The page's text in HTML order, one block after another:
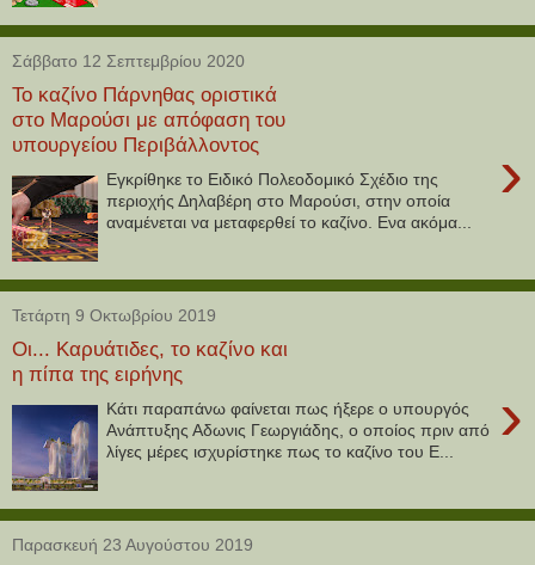
Σάββατο 12 Σεπτεμβρίου 2020
Το καζίνο Πάρνηθας οριστικά
στο Μαρούσι με απόφαση του
υπουργείου Περιβάλλοντος
›
Εγκρίθηκε το Ειδικό Πολεοδομικό Σχέδιο της
περιοχής Δηλαβέρη στο Μαρούσι, στην οποία
αναμένεται να μεταφερθεί το καζίνο. Ενα ακόμα...
Τετάρτη 9 Οκτωβρίου 2019
Οι... Καρυάτιδες, το καζίνο και
η πίπα της ειρήνης
›
Κάτι παραπάνω φαίνεται πως ήξερε ο υπουργός
Ανάπτυξης Αδωνις Γεωργιάδης, ο οποίος πριν από
λίγες μέρες ισχυρίστηκε πως το καζίνο του Ε...
Παρασκευή 23 Αυγούστου 2019